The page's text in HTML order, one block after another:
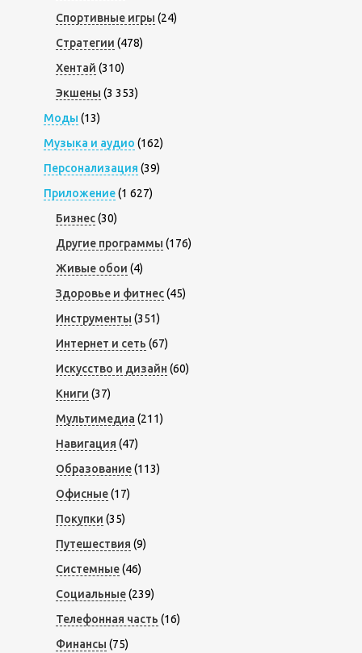
Спортивные игры (24)
Стратегии (478)
Хентай (310)
Экшены (3 353)
Моды (13)
Музыка и аудио (162)
Персонализация (39)
Приложение(1 627)
Бизнес(30)
Другие программы (176)
Живые обои (4)
Здоровье и фитнес(45)
Инструменты (351)
Интернет и сеть (67)
Искусство и дизайн (60)
Книги (37)
Мультимедиа (211)
Навигация (47)
Образование(113)
Офисные(17)
Покупки (35)
Путешествия (9)
Системные(46)
Социальные(239)
Телефонная часть (16)
Финансы (75)